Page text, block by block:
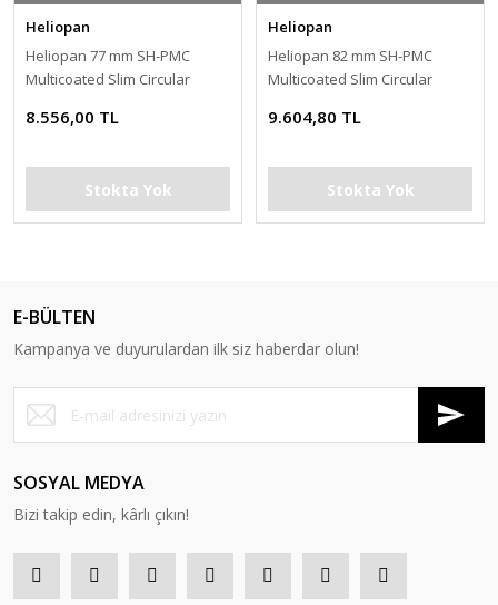
Heliopan
Heliopan 77 mm SH-PMC
Multicoated Slim Circular
8.556,00 TL
Stokta Yok
Heliopan
Heliopan 82 mm SH-PMC
Multicoated Slim Circular
9.604,80 TL
Stokta Yok
E-BÜLTEN
Kampanya ve duyurulardan ilk siz haberdar olun!
SOSYAL MEDYA
Bizi takip edin, kârlı çıkın!